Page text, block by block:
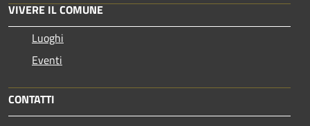
VIVERE IL COMUNE
Luoghi
Eventi
CONTATTI